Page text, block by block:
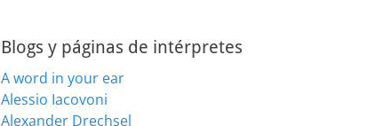
Blogs y páginas de intérpretes
A word in your ear
Alessio Iacovoni
Alexander Drechsel